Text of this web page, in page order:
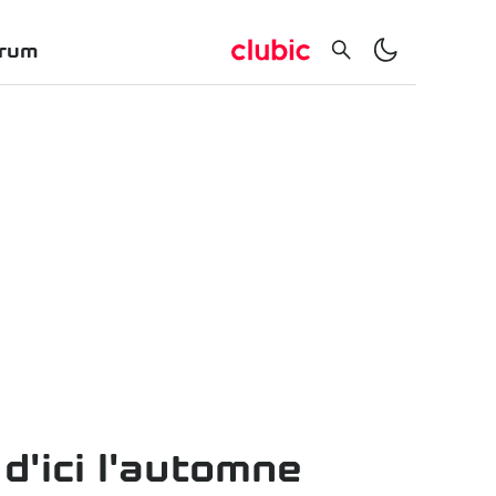
l'automne